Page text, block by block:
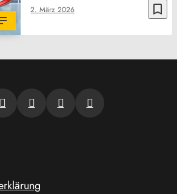
bookmark_border
2. März 2026